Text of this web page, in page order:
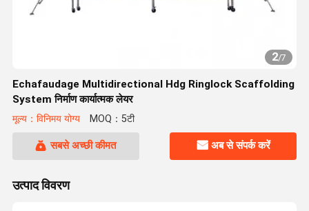
2/7
Echafaudage Multidirectional Hdg Ringlock Scaffolding
System निर्माण कार्यात्मक लेयर
मूल्य：विनिमय योग्य MOQ：5टी
सबसे अच्छी कीमत अब से संपर्क करें
उत्पाद विवरण